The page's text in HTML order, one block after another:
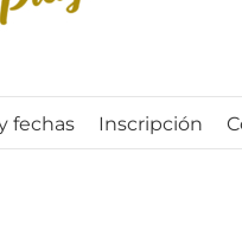
fechas Inscripción